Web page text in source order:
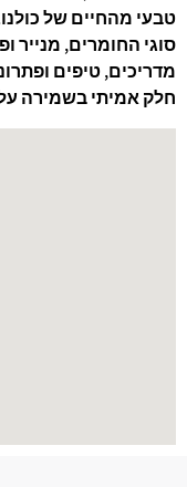
טבעי מהחיים של
סוגי החומרים, מנייר
מדריכים, טיפים
חלק אמיתי בשמירה